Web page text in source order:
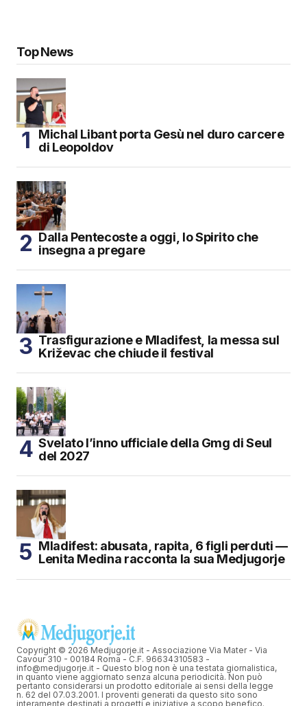
Top News
Michal Libant porta Gesù nel duro carcere
di Leopoldov
Dalla Pentecoste a oggi, lo Spirito che
insegna a pregare
Trasfigurazione e Mladifest, la messa sul
Križevac che chiude il festival
Svelato l’inno ufficiale della Gmg di Seul
del 2027
Mladifest: abusata, rapita, 6 figli perduti —
Lenita Medina racconta la sua Medjugorje
Copyright © 2026 Medjugorje.it - Associazione Via Mater - Via
Cavour 310 - 00184 Roma - C.F. 96634310583 -
info@medjugorje.it - Questo blog non è una testata giornalistica,
in quanto viene aggiornato senza alcuna periodicità. Non può
pertanto considerarsi un prodotto editoriale ai sensi della legge
n. 62 del 07.03.2001. I proventi generati da questo sito sono
interamente destinati a progetti e iniziative a scopo benefico.